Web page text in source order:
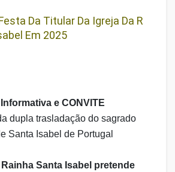
Da Titular Da Igreja Da R
Em 2025
e CONVITE
dupla trasladação do sagrado
Santa Isabel de Portugal
Santa Isabel pretende